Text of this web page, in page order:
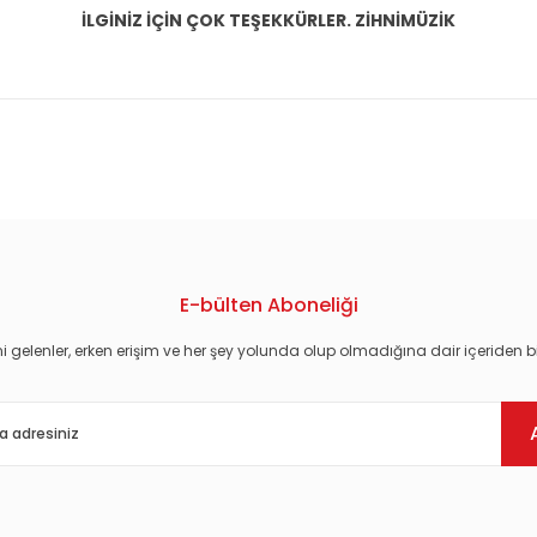
İLGİNİZ İÇİN ÇOK TEŞEKKÜRLER. ZİHNİMÜZİK
E-bülten Aboneliği
gelenler, erken erişim ve her şey yolunda olup olmadığına dair içeriden